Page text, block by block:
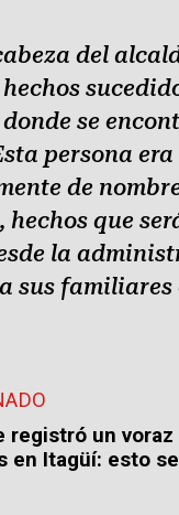
del
se
persona
de
que
la
sus
registró un
en Itagüí: esto